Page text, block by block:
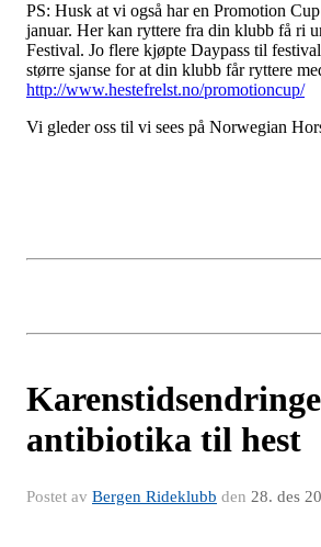
PS: Husk at vi også har en Promotion
januar. Her kan ryttere fra din klubb få ri
Festival. Jo flere kjøpte Daypass til
større sjanse for at din klubb får ryttere
http://www.hestefrelst.no/promotioncup/
Vi gleder oss til vi sees på Norwegian
antibiotika til hest
Postet av Bergen Rideklubb den 28. des